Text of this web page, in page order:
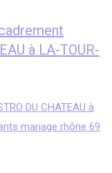
à LA-TOUR-
DU CHATEAU à
mariage rhône 69